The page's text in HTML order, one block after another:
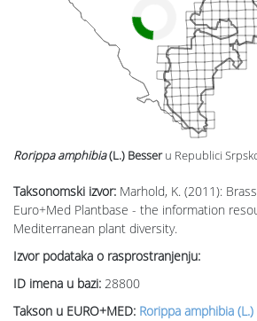
Taksonomski izvor: Marhold, K. (2011):
Euro+Med Plantbase - the information
Mediterranean plant diversity.
Izvor podataka o rasprostranjenju:
ID imena u bazi: 28800
Takson u EURO+MED: Rorippa amphibia
Rorippa amphibia(L.) Besser u Republici